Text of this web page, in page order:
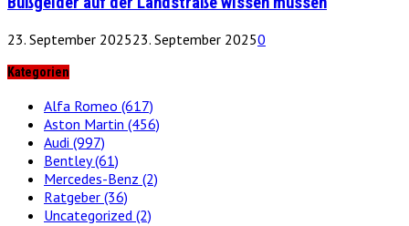
23. September 202523. September 20250
Kategorien
Alfa Romeo (617)
Aston Martin (456)
Audi (997)
Bentley(61)
Mercedes-Benz (2)
Ratgeber (36)
Uncategorized (2)